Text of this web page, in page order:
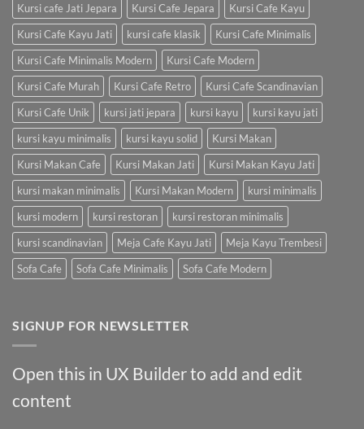
Kursi cafe Jati Jepara
Kursi Cafe Jepara
Kursi Cafe Kayu
Kursi Cafe Kayu Jati
kursi cafe klasik
Kursi Cafe Minimalis
Kursi Cafe Minimalis Modern
Kursi Cafe Modern
Kursi Cafe Murah
Kursi Cafe Retro
Kursi Cafe Scandinavian
Kursi Cafe Unik
kursi jati jepara kursi kayu
kursi kayu jati
kursi kayu minimalis
kursi kayu solid
Kursi Makan
Kursi Makan Cafe
Kursi Makan Jati
Kursi Makan Kayu Jati
kursi makan minimalis
Kursi Makan Modern
kursi minimalis
kursi modern
kursi restoran
kursi restoran minimalis
kursi scandinavian
Meja Cafe Kayu Jati
Meja Kayu Trembesi
Sofa Cafe
Sofa Cafe Minimalis Sofa Cafe Modern
SIGNUP FOR NEWSLETTER
Open this in UX Builder to add and edit
content